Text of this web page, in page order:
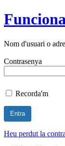
Nom d'usuari o
Contrasenya
Recorda'm
Heu perdut la